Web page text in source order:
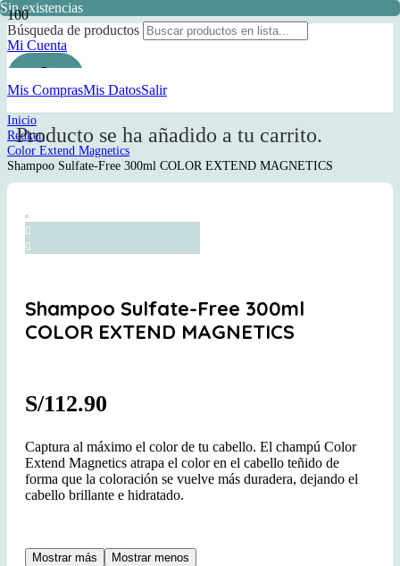
Búsqueda de productos
Mi Cuenta
Mis ComprasMis DatosSalir
Producto se ha añadido a tu carrito.
Inicio
Redken
Color Extend Magnetics
Shampoo Sulfate-Free 300ml COLOR EXTEND MAGNETICS
Shampoo Sulfate-Free 300ml
COLOR EXTEND MAGNETICS
S/112.90
Captura al máximo el color de tu cabello. El champú Color
Extend Magnetics atrapa el color en el cabello teñido de
forma que la coloración se vuelve más duradera, dejando el
cabello brillante e hidratado.
Mostrar más Mostrar menos
Sin existencias